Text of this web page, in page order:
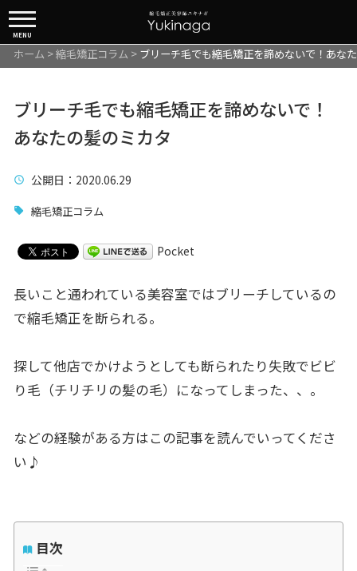
MENU
ホーム >縮毛矯正コラム > ブリーチ毛でも縮毛矯正を諦めないで！あな
ブリーチ毛でも縮毛矯正を諦めないで！
あなたの髪のミカタ
公開日 ：2020.06.29
縮毛矯正コラム
Pocket
長いこと通われている美容室ではブリーチしているの
で縮毛矯正を断られる。
探して他店でかけようとしても断られたり失敗でビビ
り毛（チリチリの髪の毛）になってしまった、、。
などの経験がある方はこの記事を読んでいってくださ
い♪
目次